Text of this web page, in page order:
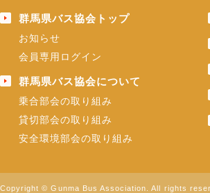
群馬県バス協会トップ
お知らせ
会員専用ログイン
群馬県バス協会について
乗合部会の取り組み
貸切部会の取り組み
安全環境部会の取り組み
Copyright © Gunma Bus Association. All rights